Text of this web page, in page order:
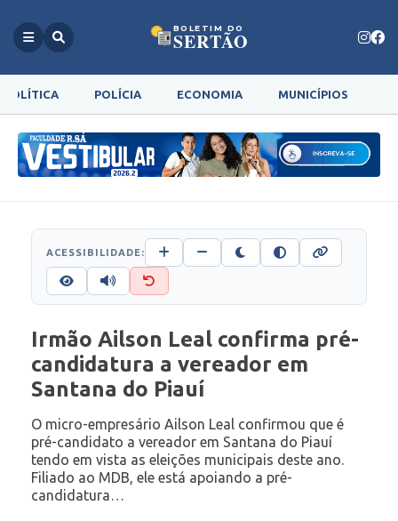
BOLETIM DO
SERTÃO
POLÍTICA POLÍCIA ECONOMIA MUNICÍPIOS
ACESSIBILIDADE:
Irmão Ailson Leal confirma pré-
candidatura a vereador em
Santana do Piauí
O micro-empresário Ailson Leal confirmou que é
pré-candidato a vereador em Santana do Piauí
tendo em vista as eleições municipais deste ano.
Filiado ao MDB, ele está apoiando a pré-
candidatura…